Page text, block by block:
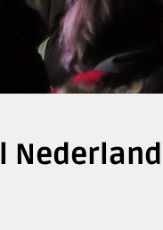
Nederland